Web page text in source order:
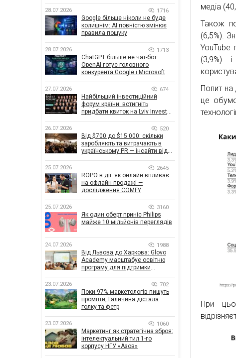
медіа
Також
(6,5%).
YouTube
(3,9%)
Попит на
це
При
впливає на ефективність
кампаній
28.07.2026 1716
Google більше ніколи не буде
колишнім: AI повністю змінює
правила пошуку
28.07.2026 1713
ChatGPT більше не чат-бот:
OpenAI готує головного
конкурента Google і Microsoft
27.07.2026 674
Найбільший інвестиційний
форум країни: встигніть
придбати квиток на Lviv Invest
26.07.2026 520
Від $700 до $15 000: скільки
заробляють та витрачають в
українському PR — інсайти від
25.07.2026 2645
ROPO в дії: як онлайн впливає
на офлайн-продажі —
дослідження COMFY
25.07.2026 3160
Як один оберт приніс Philips
майже 10 мільйонів переглядів
24.07.2026 1988
Від Львова до Харкова: Glovo
Academy масштабує освітню
програму для підтримки
23.07.2026 702
Поки 97% маркетологів пишуть
промпти, Галичина дістала
голку та фетр
23.07.2026 1060
Маркетинг як стратегічна зброя:
інтелектуальний тил 1-го
корпусу НГУ «Азов»